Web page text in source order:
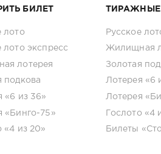
БИЛЕТ
лото
лото экспресс
лотерея
подкова
«6 из 36»
«Бинго-75»
«4 из 20»
ТИРАЖНЫЕ
Русское
Жилищная
Золотая
Лотерея «6
Лотерея
Гослото «4
Билеты